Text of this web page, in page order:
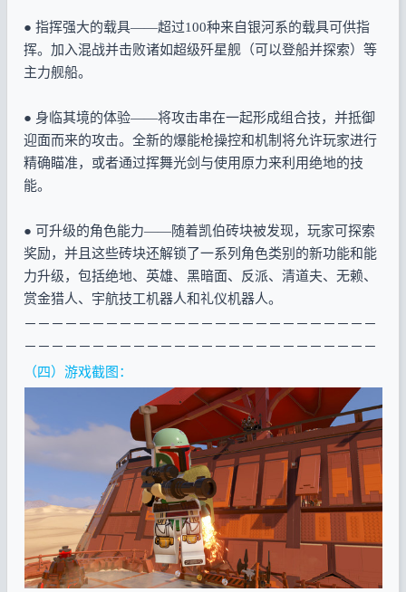
● 指挥强大的载具——超过100种来自银河系的载具可供指
挥。加入混战并击败诸如超级歼星舰（可以登船并探索）等
主力舰船。
● 身临其境的体验——将攻击串在一起形成组合技，并抵御
迎面而来的攻击。全新的爆能枪操控和机制将允许玩家进行
精确瞄准，或者通过挥舞光剑与使用原力来利用绝地的技
能。
● 可升级的角色能力——随着凯伯砖块被发现，玩家可探索
奖励，并且这些砖块还解锁了一系列角色类别的新功能和能
力升级，包括绝地、英雄、黑暗面、反派、清道夫、无赖、
赏金猎人、宇航技工机器人和礼仪机器人。
－－－－－－－－－－－－－－－－－－－－－－－－－－
－－－－－－－－－－－－－－－－－－－－－－－－－－
（四）游戏截图：